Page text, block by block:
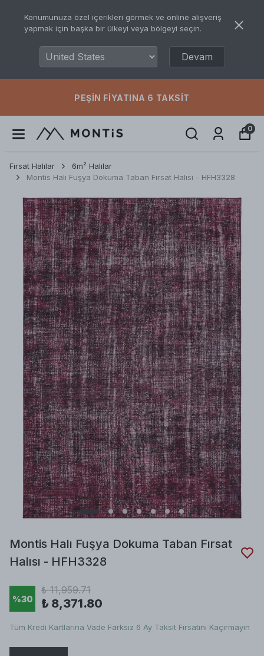
Konumunuza özel içerikleri görmek ve online alışveriş
yapmak için başka bir ülkeyi veya bölgeyi seçin.
Devam
PEŞIN FIYATINA 6 TAKSIT
0
Fırsat Halılar
6m² Halılar
Montis Halı Fuşya Dokuma Taban Fırsat Halısı - HFH3328
Montis Halı Fuşya Dokuma Taban Fırsat
Halısı - HFH3328
%30
₺ 11,959.71
₺ 8,371.80
Tüm Kredi Kartlarına Vade Farksız 6 Ay Taksit Fırsatını Kaçırmayın